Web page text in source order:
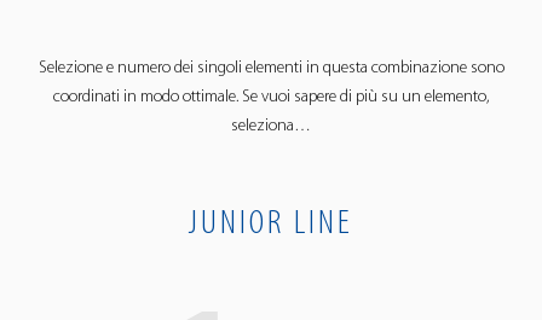
Selezione e numero dei singoli elementi in questa combinazione sono
coordinati in modo ottimale. Se vuoi sapere di più su un elemento,
seleziona…
JUNIOR LINE